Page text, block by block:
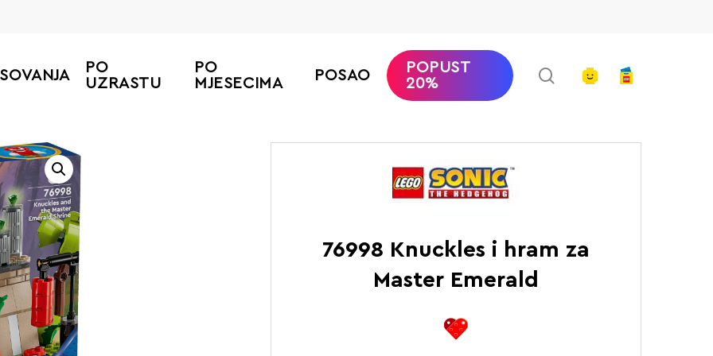
PO
UZRASTU
PO
MJESECIMA
POSAO
POPUST
20%
searchaccount
76998 Knuckles i hram za
Master Emerald